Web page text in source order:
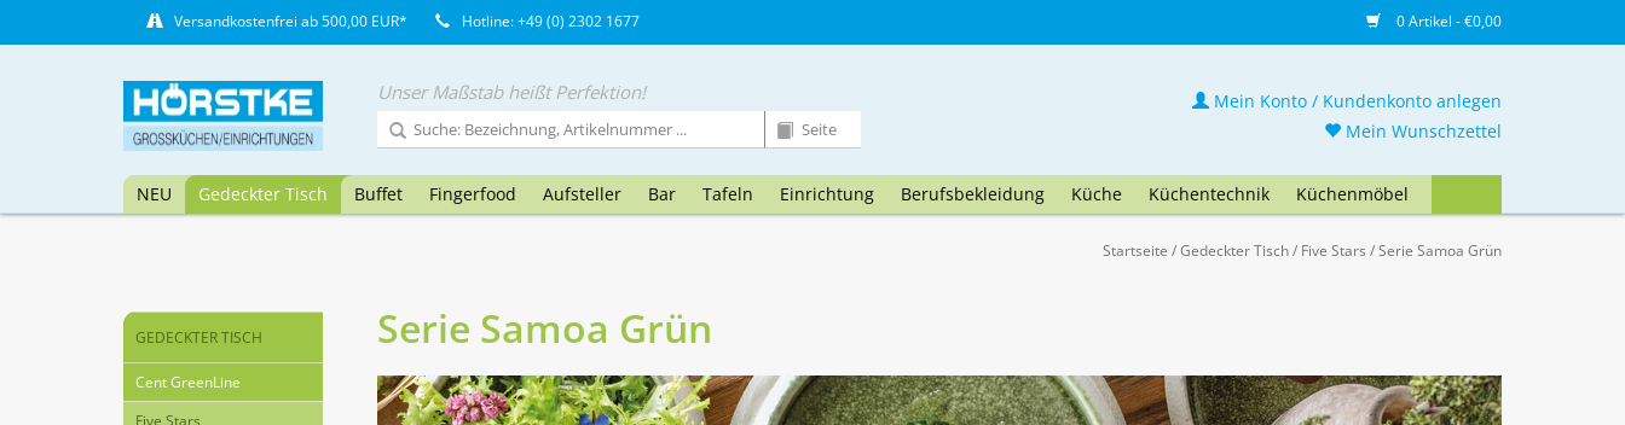
Versandkostenfrei ab 500,00 EUR* Hotline: +49 (0) 2302 1677 0 Artikel - €0,00
Unser Maßstab heißt Perfektion!
NEU Gedeckter Tisch Buffet Fingerfood Aufsteller Bar Tafeln Einrichtung Berufsbekleidung Küche Küchentechnik Küchenmöbel
Mein Konto / Kundenkonto anlegen
Mein Wunschzettel
Startseite /Gedeckter Tisch/ Five Stars /Serie Samoa Grün
GEDECKTER TISCH
Cent GreenLine
Five Stars
Serie Samoa Grün